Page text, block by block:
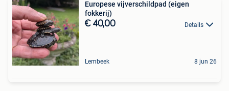
Europese vijverschildpad (eigen
fokkerij)
€ 40,00 Details
Lembeek 8 jun 26